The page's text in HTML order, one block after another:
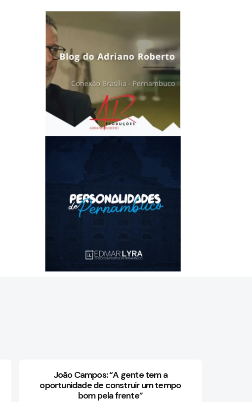
João Campos: “A gente tem a
oportunidade de construir um tempo
bom pela frente”